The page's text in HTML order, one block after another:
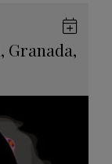
, Granada,
en